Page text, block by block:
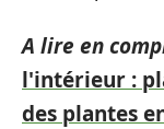
A lire en
l'intérieur :
des plantes